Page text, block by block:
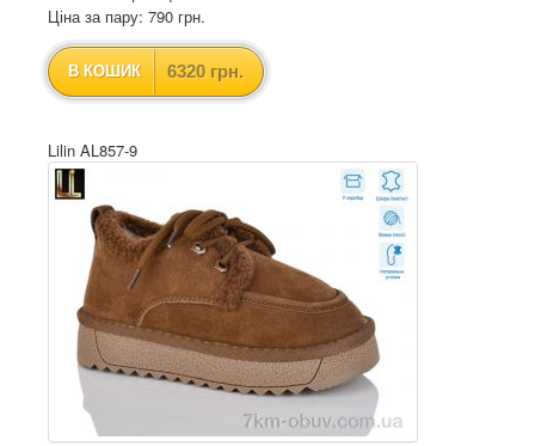
Ціна за пару: 790 грн.
В КОШИК 6320 грн.
Lilin AL857-9